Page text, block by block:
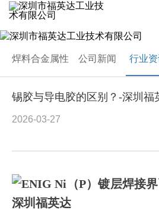
焊料合金属性 公司新闻 行业
锡胶与导电胶的区别？-深圳福
2026-03-27